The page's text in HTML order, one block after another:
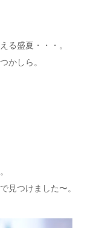
る盛夏・・・。
かしら。
見つけました〜。